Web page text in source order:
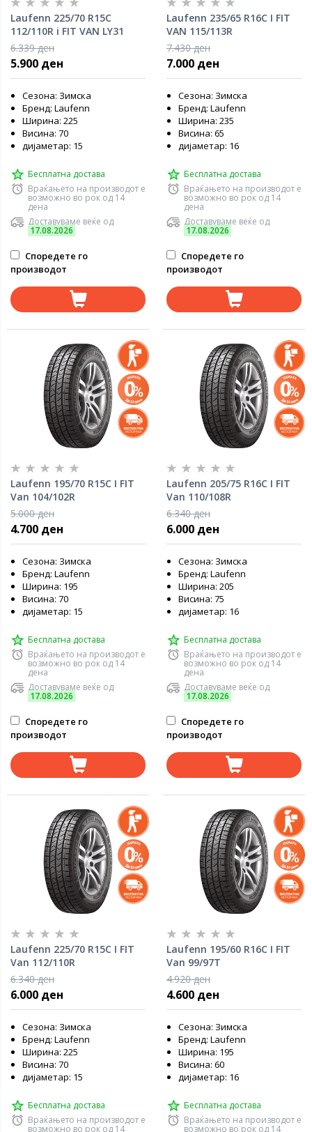
Laufenn 225/70 R15C
112/110R i FIT VAN LY31
6.339 ден
5.900 ден
Сезона: Зимска
Бренд: Laufenn
Ширина: 225
Висина: 70
дијаметар: 15
Бесплатна достава
Враќањето на производот е
возможно во рок од 14
дена
Доставуваме веќе од
17.08.2026
Споредете го
производот
Laufenn 235/65 R16C I FIT
VAN 115/113R
7.430 ден
7.000 ден
Сезона: Зимска
Бренд: Laufenn
Ширина: 235
Висина: 65
дијаметар: 16
Бесплатна достава
Враќањето на производот е
возможно во рок од 14
дена
Доставуваме веќе од
17.08.2026
Споредете го
производот
Laufenn 195/70 R15C I FIT
Van 104/102R
5.000 ден
4.700 ден
Сезона: Зимска
Бренд: Laufenn
Ширина: 195
Висина: 70
дијаметар: 15
Бесплатна достава
Враќањето на производот е
возможно во рок од 14
дена
Доставуваме веќе од
17.08.2026
Споредете го
производот
Laufenn 205/75 R16C I FIT
Van 110/108R
6.340 ден
6.000 ден
Сезона: Зимска
Бренд: Laufenn
Ширина: 205
Висина: 75
дијаметар: 16
Бесплатна достава
Враќањето на производот е
возможно во рок од 14
дена
Доставуваме веќе од
17.08.2026
Споредете го
производот
Laufenn 225/70 R15C I FIT
Van 112/110R
6.340 ден
6.000 ден
Сезона: Зимска
Бренд: Laufenn
Ширина: 225
Висина: 70
дијаметар: 15
Бесплатна достава
Враќањето на производот е
возможно во рок од 14
Laufenn 195/60 R16C I FIT
Van 99/97T
4.920 ден
4.600 ден
Сезона: Зимска
Бренд: Laufenn
Ширина: 195
Висина: 60
дијаметар: 16
Бесплатна достава
Враќањето на производот е
возможно во рок од 14